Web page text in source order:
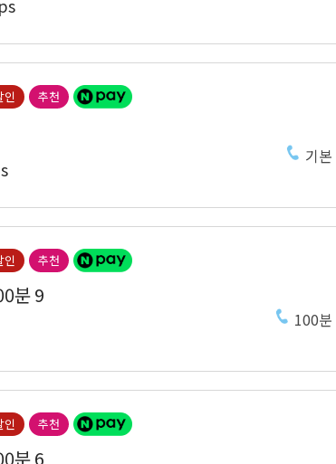
인 추천
기본
인 추천
분 9
100분
인 추천
분 6